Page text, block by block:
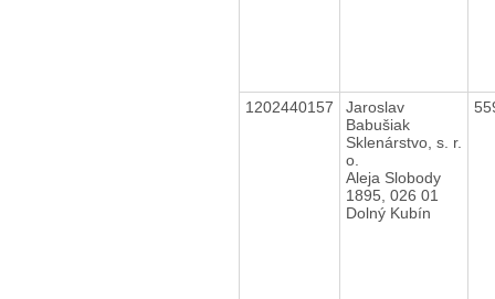
1202440157
Jaroslav
Babušiak
Sklenárstvo, s. r.
o.
Aleja Slobody
1895, 026 01
Dolný Kubín